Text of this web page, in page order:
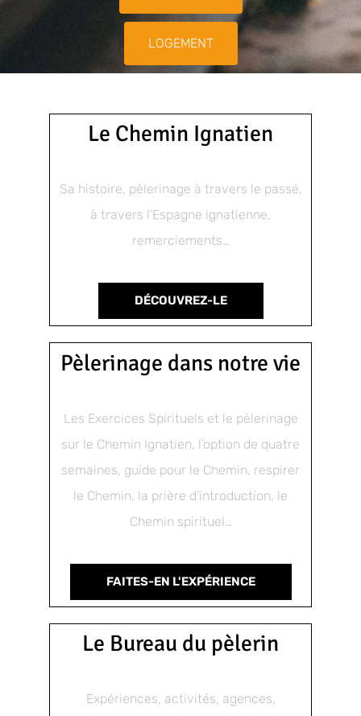
LOGEMENT
Le Chemin Ignatien
Sa histoire, pèlerinage à travers le passé,
à travers l’Espagne ignatienne,
remerciements…
DÉCOUVREZ-LE
Pèlerinage dans notre vie
Les Exercices Spirituels et le pèlerinage
sur le Chemin Ignatien, l’option de quatre
semaines, guide pour le Chemin, respirer
le Chemin, la prière d’introduction, le
Chemin spirituel…
FAITES-EN L'EXPÉRIENCE
Le Bureau du pèlerin
Expériences, activités, agences,